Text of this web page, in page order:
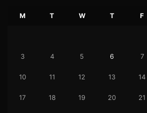
M T W T F
3 4 5 6 7
10 11 12 13 14
17 18 19 20 21